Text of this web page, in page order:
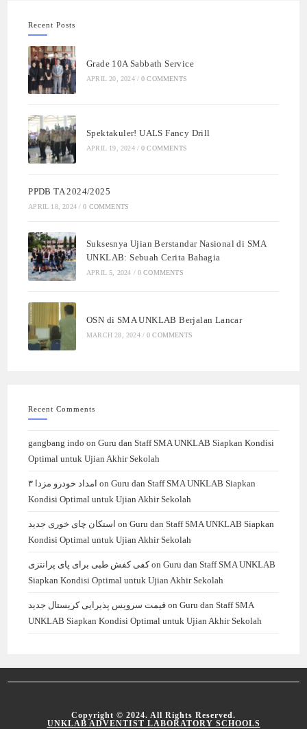
Recent Posts
Grade 10A Sabbath Service
APRIL 20, 2024 / 0 COMMENTS
Spektakuler! UALS Fancy Drill
APRIL 19, 2024 / 0 COMMENTS
PPDB TA 2024/2025
APRIL 18, 2024 / 0 COMMENTS
Suksesnya Ujian Berstandar Nasional di SMA
UNKLAB: Sebuah Cerita Bahagia
APRIL 5, 2024 / 0 COMMENTS
OSN di SMA UNKLAB Berjalan Lancar
MARCH 28, 2024 / 0 COMMENTS
Recent Comments
gangbang indo onGuru dan Staff SMA UNKLAB Siapkan Kondisi
Optimal untuk Ujian Akhir Sekolah
امداد خودرو مزدا ۳ onGuru dan Staff SMA UNKLAB Siapkan
Kondisi Optimal untuk Ujian Akhir Sekolah
استکان چای خوری جدید onGuru dan Staff SMA UNKLAB Siapkan
Kondisi Optimal untuk Ujian Akhir Sekolah
کفی کفش طبی برای پای پرانتزیonGuru dan Staff SMA UNKLAB
Siapkan Kondisi Optimal untuk Ujian Akhir Sekolah
قیمت سرویس پذیرایی کریستال جدید onGuru dan Staff SMA
UNKLAB Siapkan Kondisi Optimal untuk Ujian Akhir Sekolah
Copyright © 2024. All Rights Reserved.
UNKLAB ADVENTIST LABORATORY SCHOOLS